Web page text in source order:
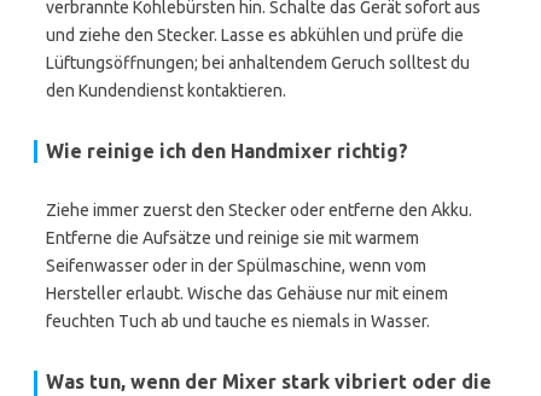
verbrannte Kohlebürsten hin. Schalte das Gerät sofort aus
und ziehe den Stecker. Lasse es abkühlen und prüfe die
Lüftungsöffnungen; bei anhaltendem Geruch solltest du
den Kundendienst kontaktieren.
Wie reinige ich den Handmixer richtig?
Ziehe immer zuerst den Stecker oder entferne den Akku.
Entferne die Aufsätze und reinige sie mit warmem
Seifenwasser oder in der Spülmaschine, wenn vom
Hersteller erlaubt. Wische das Gehäuse nur mit einem
feuchten Tuch ab und tauche es niemals in Wasser.
Was tun, wenn der Mixer stark vibriert oder die